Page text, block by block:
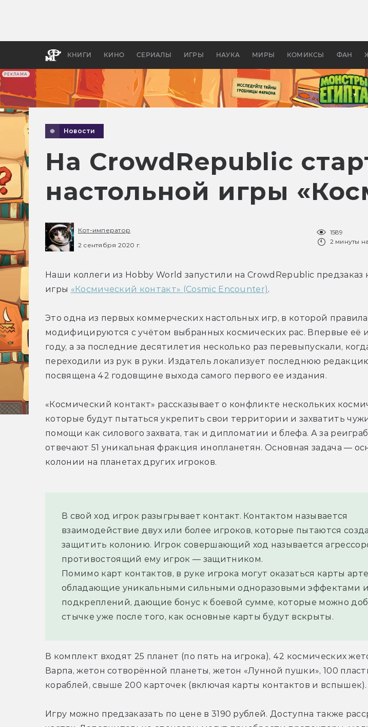
РЕКЛАМА
КНИГИ КИНО СЕРИАЛЫ ИГРЫ НАУКА МИРЫ КОМИКСЫ ФАН
бы «Властелина колец»
Новости
На CrowdRepublic
настольной игры
Кот-император
2 сентября 2020 г.
1589
2 минуты
Наши коллеги из Hobby World запустили на CrowdRepublic предзаказ
игры «Космический контакт» (Cosmic Encounter).
Это одна из первых коммерческих настольных игр, в которой правила
модифицируются с учётом выбранных космических рас. Впервые её
году, а за последние десятилетия несколько раз перевыпускали,
переходили из рук в руки. Издатель локализует последнюю
посвящена 42 годовщине выхода самого первого ее издания.
«Космический контакт» рассказывает о конфликте нескольких
которые будут пытаться укрепить свои территории и захватить
помощи как силового захвата, так и дипломатии и блефа. А за
отвечают 51 уникальная фракция инопланетян. Основная задача —
колонии на планетах других игроков.
В свой ход игрок разыгрывает контакт. Контактом называется
взаимодействие двух или более игроков, которые пытаются
защитить колонию. Игрок совершающий ход называется
противостоящий ему игрок — защитником.
Помимо карт контактов, в руке игрока могут оказаться карты
обладающие уникальными сильными одноразовыми эффектами
подкреплений, дающие бонус к боевой сумме, которые можно
стычке уже после того, как основные карты будут вскрыты.
В комплект входят 25 планет (по пять на игрока), 42 космических
Варпа, жетон сотворённой планеты, жетон «Лунной пушки», 100
кораблей, свыше 200 карточек (включая карты контактов и вспышек).
Игру можно предзаказать по цене в 3190 рублей. Доступна также